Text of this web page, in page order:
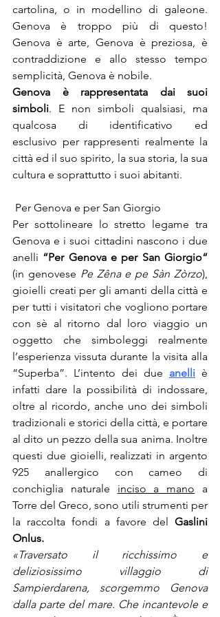
cartolina, o in modellino di galeone.
Genova è troppo più di questo!
Genova è arte, Genova è preziosa, è
contraddizione e allo stesso tempo
semplicità, Genova è nobile.
Genova è rappresentata dai suoi
simboli. E non simboli qualsiasi, ma
qualcosa di identificativo ed
esclusivo per rappresenti realmente la
città ed il suo spirito, la sua storia, la sua
cultura e soprattutto i suoi abitanti.
Per Genova e per San Giorgio
Per sottolineare lo stretto legame tra
Genova e i suoi cittadini nascono i due
anelli “Per Genova e per San Giorgio“
(in genovese Pe Zêna e pe Sàn Zòrzo),
gioielli creati per gli amanti della città e
per tutti i visitatori che vogliono portare
con sè al ritorno dal loro viaggio un
oggetto che simboleggi realmente
l’esperienza vissuta durante la visita alla
“Superba”. L’intento dei due anelli è
infatti dare la possibilità di indossare,
oltre al ricordo, anche uno dei simboli
tradizionali e storici della città, e portare
al dito un pezzo della sua anima. Inoltre
questi due gioielli, realizzati in argento
925 anallergico con cameo di
conchiglia naturale inciso a mano a
Torre del Greco, sono utili strumenti per
la raccolta fondi a favore del Gaslini
Onlus.
«Traversato il ricchissimo e
deliziosissimo villaggio di
Sampierdarena, scorgemmo Genova
dalla parte del mare. Che incantevole e